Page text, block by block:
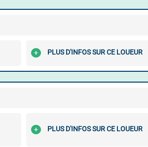
PLUS D'INFOS SUR CE LOUEUR
PLUS D'INFOS SUR CE LOUEUR